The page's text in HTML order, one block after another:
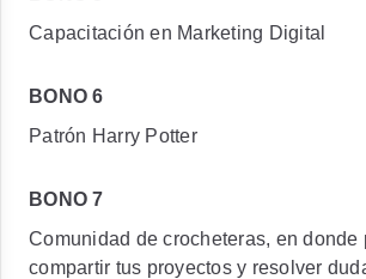
Capacitación en Marketing Digital
BONO 6
Patrón Harry Potter
BONO 7
Comunidad de crocheteras, en donde
compartir tus proyectos y resolver